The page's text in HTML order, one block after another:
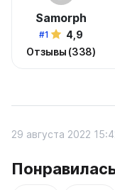
Samorph
#1
4,9
Отзывы (338)
29 августа 2022